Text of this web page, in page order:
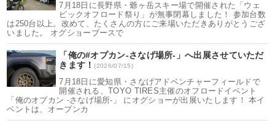
7月18日に長野県・爺ヶ岳スキー場で開催された「ウェ
ビックオフロード祭り」が無事閉幕しました！ 参加台数
は250台以上。改めて、たくさんの方にご来場いただきありがとうござ
いました。 オグショーブースで
「俺の#オプカン-さなげ場所-」へ出展させていただ
きます！(2026/07/15)
7月18日に愛知県・さなげアドベンチャーフィールドで
開催される、TOYO TIRES主催のオフロードイベント
「俺のオプカン -さなげ場所-」 にオグショーが出展いたします！ 本イ
ベントは、オープンカ